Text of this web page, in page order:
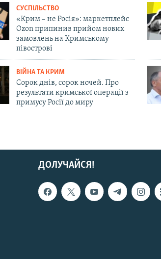
СУСПІЛЬСТВО
«Крим – не Росія»: маркетплейс
Ozon припинив прийом нових
замовлень на Кримському
півострові
ВІЙНА ТА КРИМ
Сорок днів, сорок ночей. Про
результати кримської операції з
примусу Росії до миру
ДОЛУЧАЙСЯ!